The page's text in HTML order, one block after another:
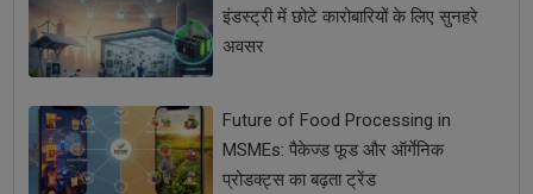
इंडस्ट्री में छोटे कारोबारियों के लिए सुनहरे
अवसर
Future of Food Processing in
MSMEs: पैकेज्ड फूड और ऑर्गेनिक
प्रोडक्ट्स का बढ़ता ट्रेंड